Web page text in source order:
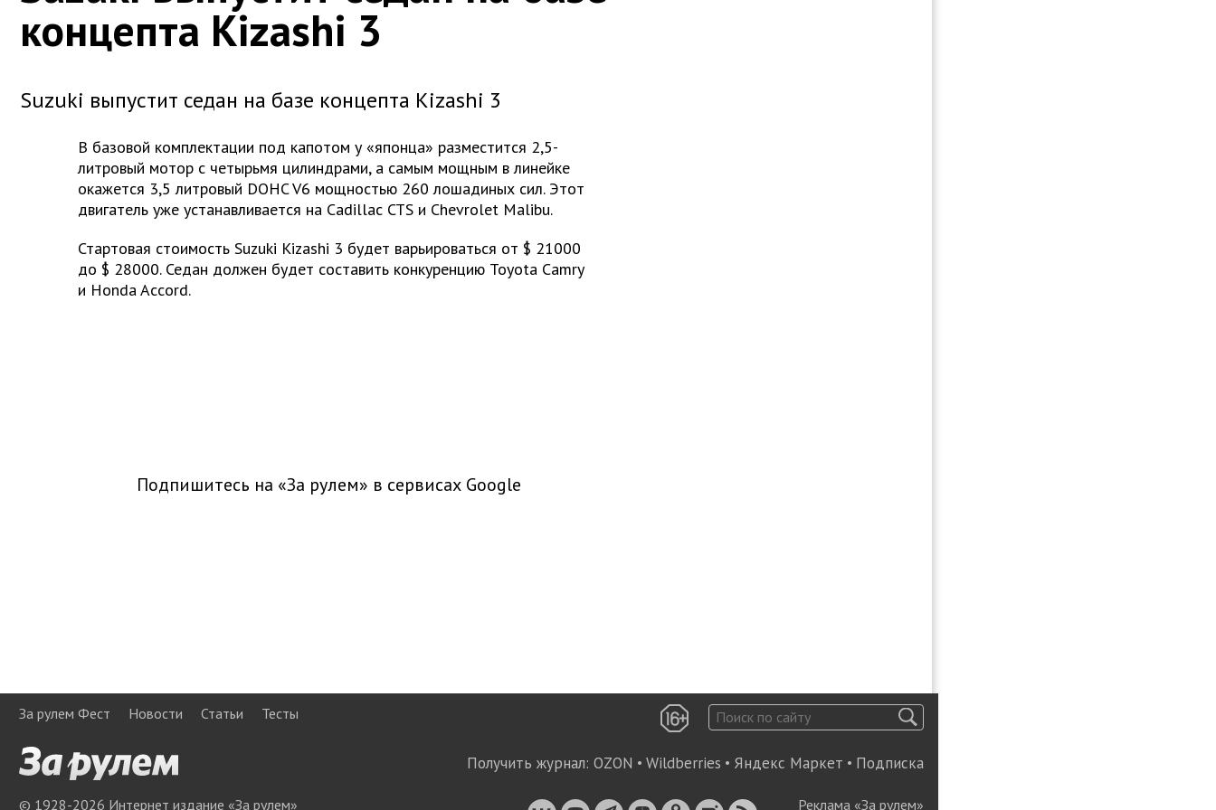
концепта Kizashi 3
Suzuki выпустит седан на базе концепта Kizashi 3
В базовой комплектации под капотом у «японца» разместится 2,5-
литровый мотор с четырьмя цилиндрами, а самым мощным в линейке
окажется 3,5 литровый DOHC V6 мощностью 260 лошадиных сил. Этот
двигатель уже устанавливается на Cadillac CTS и Chevrolet Malibu.
Стартовая стоимость Suzuki Kizashi 3 будет варьироваться от $ 21000
до $ 28000. Седан должен будет составить конкуренцию Toyota Camry
и Honda Accord.
Подпишитесь на «За рулем» в сервисах Google
За рулем Фест Новости Статьи Тесты
Получить журнал: OZON • Wildberries • Яндекс Маркет • Подписка
© 1928-2026 Интернет издание «За рулем» Реклама «За рулем»